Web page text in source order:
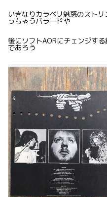
いきなりカラベリ魅惑のスト
っちゃうバラードや
後にソフトAORにチェンジす
であろう